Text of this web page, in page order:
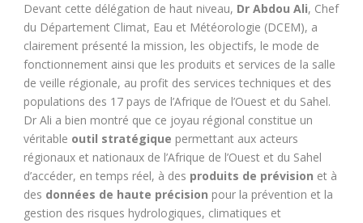
Devant cette délégation de haut niveau, Dr Abdou Ali, Chef
du Département Climat, Eau et Météorologie (DCEM), a
clairement présenté la mission, les objectifs, le mode de
fonctionnement ainsi que les produits et services de la salle
de veille régionale, au profit des services techniques et des
populations des 17 pays de l’Afrique de l’Ouest et du Sahel.
Dr Ali a bien montré que ce joyau régional constitue un
véritable outil stratégique permettant aux acteurs
régionaux et nationaux de l’Afrique de l’Ouest et du Sahel
d’accéder, en temps réel, à des produits de prévision et à
des données de haute précision pour la prévention et la
gestion des risques hydrologiques, climatiques et